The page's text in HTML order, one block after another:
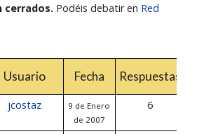
cerrados. Podéis debatir en Red
Usuario Fecha Respuestas
jcostaz
9 de Enero
de 2007
6